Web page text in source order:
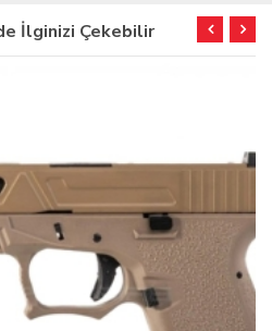
İlginizi Çekebilir